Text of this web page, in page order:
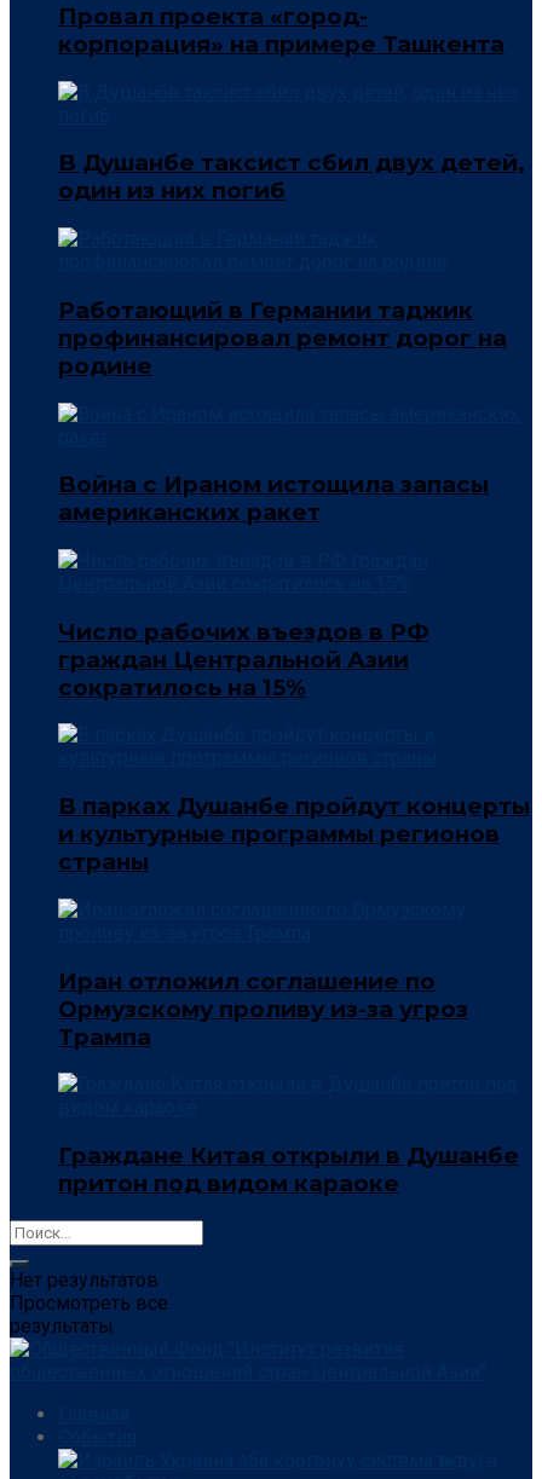
Провал проекта «город-
корпорация» на примере Ташкента
В Душанбе таксист сбил двух детей,
один из них погиб
Работающий в Германии таджик
профинансировал ремонт дорог на
родине
Война с Ираном истощила запасы
американских ракет
Число рабочих въездов в РФ
граждан Центральной Азии
сократилось на 15%
В парках Душанбе пройдут концерты
и культурные программы регионов
страны
Иран отложил соглашение по
Ормузскому проливу из-за угроз
Трампа
Граждане Китая открыли в Душанбе
притон под видом караоке
Нет результатов
Просмотреть все
результаты